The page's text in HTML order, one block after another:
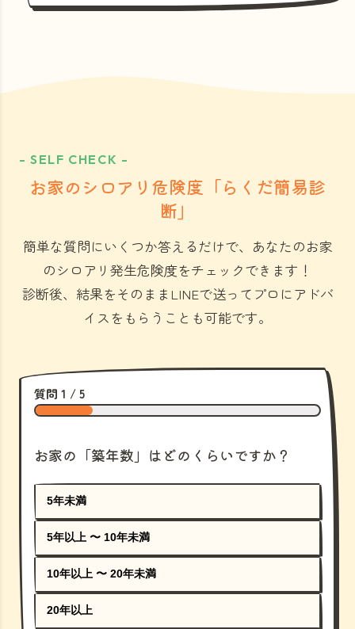
- SELF CHECK -
お家のシロアリ危険度「らくだ簡易診
断」
簡単な質問にいくつか答えるだけで、あなたのお家
のシロアリ発生危険度をチェックできます！
診断後、結果をそのままLINEで送ってプロにアドバ
イスをもらうことも可能です。
質問 1 / 5
お家の「築年数」はどのくらいですか？
5年未満
5年以上 〜 10年未満
10年以上 〜 20年未満
20年以上